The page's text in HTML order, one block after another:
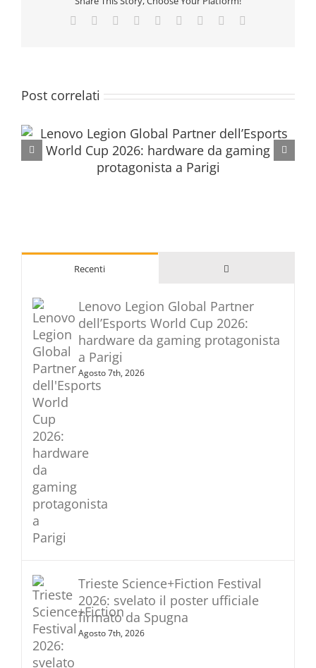
Facebook
TwitterReddit LinkedInWhatsApp
TumblrPinterest
Post correlati
Recenti Commenti
Lenovo Legion Global Partner
dell’Esports World Cup 2026:
hardware da gaming protagonista
a Parigi
Agosto 7th, 2026
Trieste Science+Fiction Festival
2026: svelato il poster ufficiale
firmato da Spugna
Agosto 7th, 2026